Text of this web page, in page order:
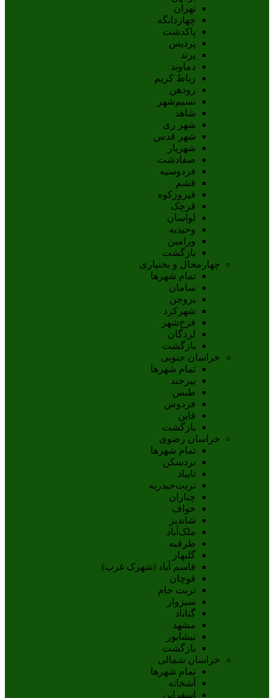
تهران
چهاردانگه
پاکدشت
پردیس
پرند
دماوند
رباط کریم
رودهن
نسيم‌شهر
شاهد
شهر ری
شهر قدس
شهریار
صفادشت
فردوسیه
فشم
فیروزکوه
قرچک
لواسان
وحیدیه
ورامین
بازگشت
چهارمحال و بختیاری
تمام شهر‌ها
سامان
بروجن
شهرکرد
فرخ‌شهر
لردگان
بازگشت
خراسان جنوبی
تمام شهر‌ها
بيرجند
طبس
فردوس
قاين
بازگشت
خراسان رضوی
تمام شهر‌ها
بردسکن
تایباد
تربت‌حیدریه
چناران
خواف
شاندیز
ملک‌آباد
طرقبه
گلبهار
قاسم آباد (شهرک غرب)
قوچان
تربت جام
سبزوار
گناباد
مشهد
نيشابور
بازگشت
خراسان شمالی
تمام شهر‌ها
آشخانه
اسفراين